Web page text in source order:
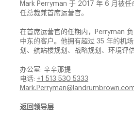
Mark Perryman 于 2017 年 6 月被
任总裁兼首席运营官。
在首席运营官的任期内，Perryman
中东的客户。他拥有超过 35 年的机
划、航站楼规划、战略规划、环境评
办公室: 辛辛那提
电话: +1 513 530 5333
返回领导层